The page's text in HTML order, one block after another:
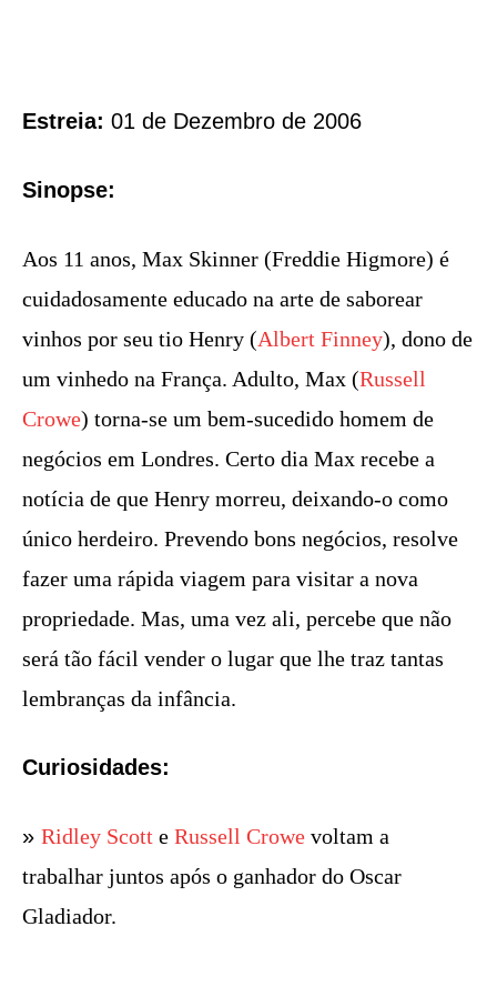
Estreia: 01 de Dezembro de 2006
Sinopse:
Aos 11 anos, Max Skinner (Freddie Higmore) é
cuidadosamente educado na arte de saborear
vinhos por seu tio Henry (Albert Finney), dono de
um vinhedo na França. Adulto, Max (Russell
Crowe) torna-se um bem-sucedido homem de
negócios em Londres. Certo dia Max recebe a
notícia de que Henry morreu, deixando-o como
único herdeiro. Prevendo bons negócios, resolve
fazer uma rápida viagem para visitar a nova
propriedade. Mas, uma vez ali, percebe que não
será tão fácil vender o lugar que lhe traz tantas
lembranças da infância.
Curiosidades:
» Ridley Scott e Russell Crowe voltam a
trabalhar juntos após o ganhador do Oscar
Gladiador.